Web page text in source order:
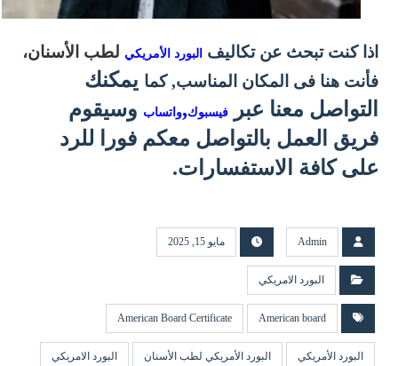
اذا كنت تبحث عن تكاليف البورد الأمريكي لطب الأسنان،
فأنت هنا فى المكان المناسب, كما يمكنك
التواصل معنا عبرفيسبوك,واتساب وسيقوم
فريق العمل بالتواصل معكم فورا للرد
على كافة الاستفسارات.
Admin مايو 15, 2025
البورد الامريكي
American board
American Board Certificate
البورد الأمريكي البورد الأمريكي لطب الأسنان البورد الامريكي